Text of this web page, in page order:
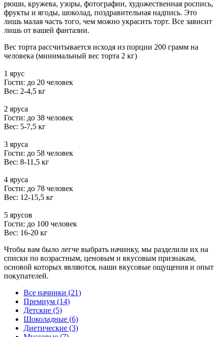
рюши, кружева, узоры, фотографии, художественная роспись,
фрукты и ягоды, шоколад, поздравительная надпись. Это
лишь малая часть того, чем можно украсить торт. Все зависит
лишь от вашей фантазии.
Вес торта рассчитывается исходя из порции 200 грамм на
человека (минимальный вес торта 2 кг)
1 ярус
Гости: до 20 человек
Вес: 2-4,5 кг
2 яруса
Гости: до 38 человек
Вес: 5-7,5 кг
3 яруса
Гости: до 58 человек
Вес: 8-11,5 кг
4 яруса
Гости: до 78 человек
Вес: 12-15,5 кг
5 ярусов
Гости: до 100 человек
Вес: 16-20 кг
Чтобы вам было легче выбрать начинку, мы разделили их на
списки по возрастным, ценовым и вкусовым признакам,
основой которых являются, наши вкусовые ощущения и опыт
покупателей.
Все начинки (21)
Премиум (14)
Детские (5)
Шоколадные (6)
Диетические (3)